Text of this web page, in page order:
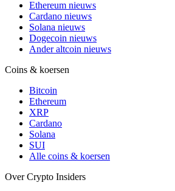
Ethereum nieuws
Cardano nieuws
Solana nieuws
Dogecoin nieuws
Ander altcoin nieuws
Coins & koersen
Bitcoin
Ethereum
XRP
Cardano
Solana
SUI
Alle coins & koersen
Over Crypto Insiders